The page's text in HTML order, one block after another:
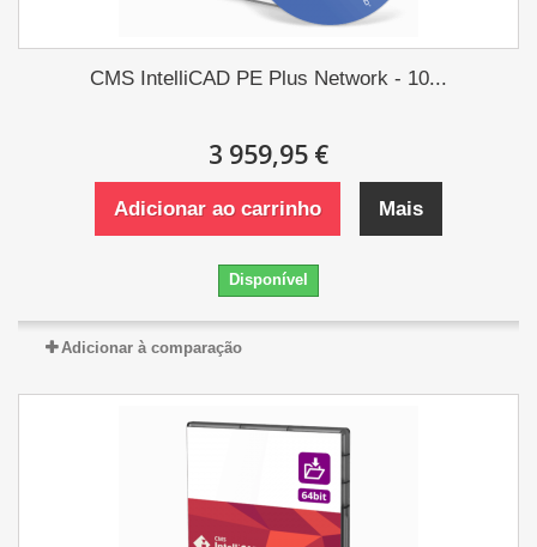
CMS IntelliCAD PE Plus Network - 10...
3 959,95 €
Adicionar ao carrinho Mais
Disponível
Adicionar à comparação